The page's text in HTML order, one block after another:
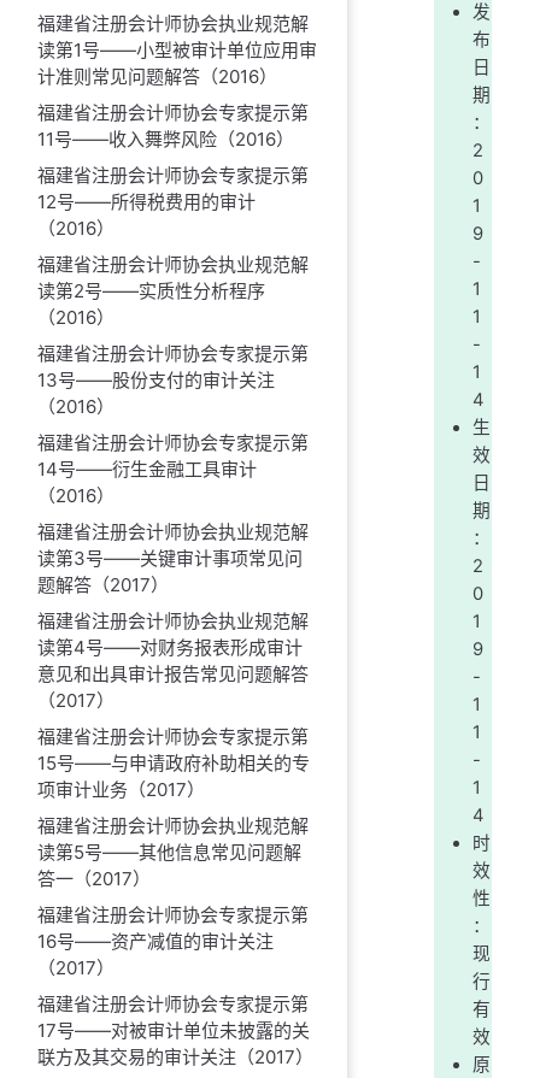
福建省注册会计师协会执业规范解
读第1号——小型被审计单位应用审
计准则常见问题解答（2016）
福建省注册会计师协会专家提示第
11号——收入舞弊风险（2016）
福建省注册会计师协会专家提示第
12号——所得税费用的审计
（2016）
福建省注册会计师协会执业规范解
读第2号——实质性分析程序
（2016）
福建省注册会计师协会专家提示第
13号——股份支付的审计关注
（2016）
福建省注册会计师协会专家提示第
14号——衍生金融工具审计
（2016）
福建省注册会计师协会执业规范解
读第3号——关键审计事项常见问
题解答（2017）
福建省注册会计师协会执业规范解
读第4号——对财务报表形成审计
意见和出具审计报告常见问题解答
（2017）
福建省注册会计师协会专家提示第
15号——与申请政府补助相关的专
项审计业务（2017）
福建省注册会计师协会执业规范解
读第5号——其他信息常见问题解
答一（2017）
福建省注册会计师协会专家提示第
16号——资产减值的审计关注
（2017）
福建省注册会计师协会专家提示第
17号——对被审计单位未披露的关
联方及其交易的审计关注（2017）
发
布
日
期
：
2
0
1
9
-
1
1
-
1
4
生
效
日
期
：
2
0
1
9
-
1
1
-
1
4
时
效
性
：
现
行
有
效
原